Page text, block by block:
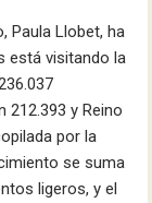
Paula Llobet, ha
está visitando la
212.393 y Reino
por la
se suma
ligeros, y el